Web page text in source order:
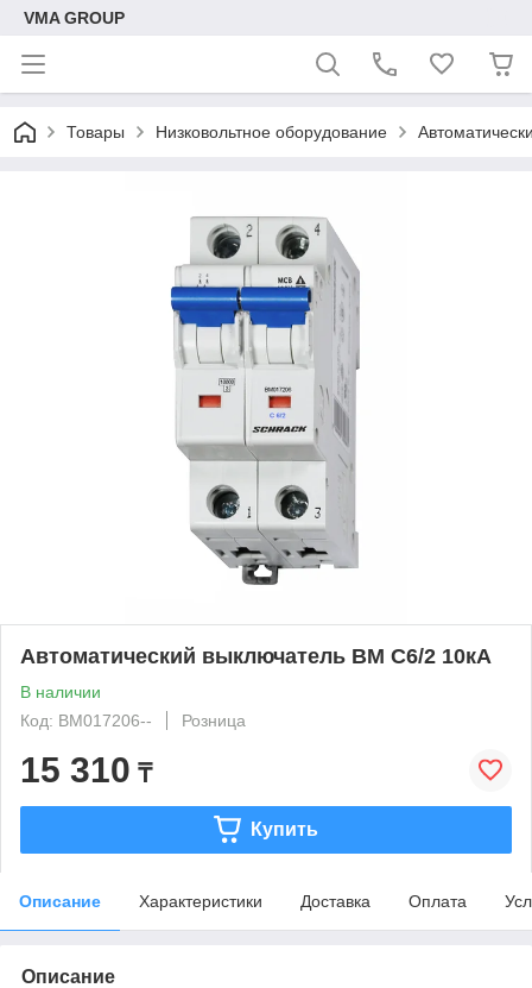
VMA GROUP
Товары Низковольтное оборудование
Автоматический выключатель BM C6/2 10кА
В наличии
Код: BM017206--
Розница
15 310 ₸
Купить
Описание Характеристики Доставка Оплата
Описание